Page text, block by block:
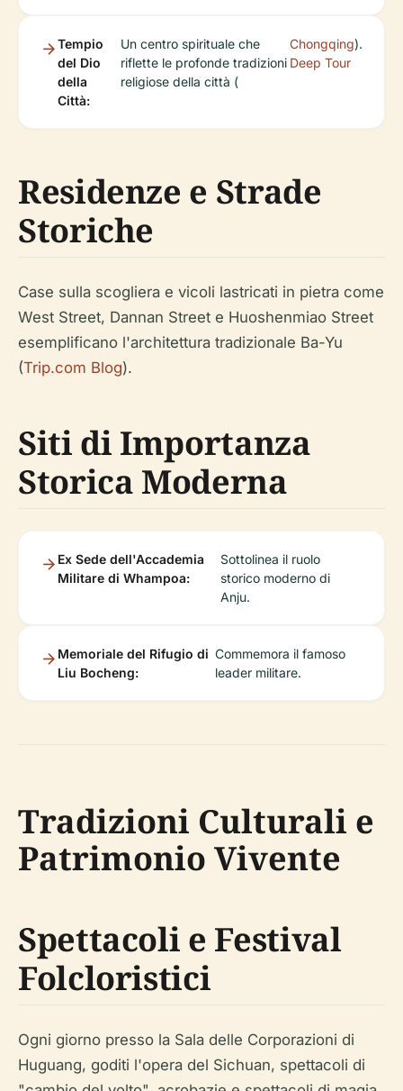
Tempio
del Dio
della
Città:
Un centro spirituale che
riflette le profonde tradizioni
religiose della città (
Chongqing
Deep Tour
).
Residenze e Strade
Storiche
Case sulla scogliera e vicoli lastricati in pietra come
West Street, Dannan Street e Huoshenmiao Street
esemplificano l'architettura tradizionale Ba-Yu
(Trip.com Blog).
Siti di Importanza
Storica Moderna
Ex Sede dell'Accademia
Militare di Whampoa:
Sottolinea il ruolo
storico moderno di
Anju.
Memoriale del Rifugio di
Liu Bocheng:
Commemora il famoso
leader militare.
Tradizioni Culturali e
Patrimonio Vivente
Spettacoli e Festival
Folcloristici
Ogni giorno presso la Sala delle Corporazioni di
Huguang, goditi l'opera del Sichuan, spettacoli di